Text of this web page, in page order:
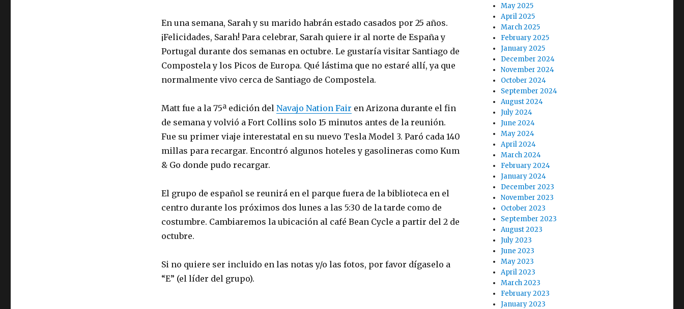
En una semana, Sarah y su marido habrán estado casados por 25 años.
¡Felicidades, Sarah! Para celebrar, Sarah quiere ir al norte de España y
Portugal durante dos semanas en octubre. Le gustaría visitar Santiago de
Compostela y los Picos de Europa. Qué lástima que no estaré allí, ya que
normalmente vivo cerca de Santiago de Compostela.
Matt fue a la 75ª edición del Navajo Nation Fair en Arizona durante el fin
de semana y volvió a Fort Collins solo 15 minutos antes de la reunión.
Fue su primer viaje interestatal en su nuevo Tesla Model 3. Paró cada 140
millas para recargar. Encontró algunos hoteles y gasolineras como Kum
& Go donde pudo recargar.
El grupo de español se reunirá en el parque fuera de la biblioteca en el
centro durante los próximos dos lunes a las 5:30 de la tarde como de
costumbre. Cambiaremos la ubicación al café Bean Cycle a partir del 2 de
octubre.
Si no quiere ser incluido en las notas y/o las fotos, por favor dígaselo a
“E” (el líder del grupo).
May 2025
April 2025
March 2025
February 2025
January 2025
December 2024
November 2024
October 2024
September 2024
August 2024
July 2024
June 2024
May 2024
April 2024
March 2024
February 2024
January 2024
December 2023
November 2023
October 2023
September 2023
August 2023
July 2023
June 2023
May 2023
April 2023
March 2023
February 2023
January 2023